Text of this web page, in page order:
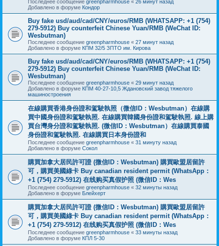
Последнее сообщение greenpharmhouse « 26 минут назад
Добавлено в форуме Кондор
Buy fake usd/aud/cad/CNY/euros/RMB (WHATSAPP: +1 (754)
279-5912) Buy counterfeit Chinese Yuan/RMB (WeChat ID:
Wesbutman)
Последнее сообщение greenpharmhouse « 27 минут назад
Добавлено в форуме КПМ 32/5 ЗПТО им. Кирова
Buy fake usd/aud/cad/CNY/euros/RMB (WHATSAPP: +1 (754)
279-5912) Buy counterfeit Chinese Yuan/RMB (WeChat ID:
Wesbutman)
Последнее сообщение greenpharmhouse « 29 минут назад
Добавлено в форуме КПМ 40-27-10,5 Ждановский завод тяжелого
машиностроения
在線購買香港身份證和駕駛執照（微信ID：Wesbutman）在線購
買中國身份證和駕駛執照. 在線購買韓國身份證和駕駛執照. 線上購
買台灣身分證和駕駛執照. (微信ID：Wesbutman）在線購買泰國
身份證和駕駛執照. 在線購買日本身份證和
Последнее сообщение greenpharmhouse « 31 минуту назад
Добавлено в форуме Сокол
購買加拿大居民許可證 (微信ID：Wesbutman) 購買歐盟居留許
可，購買美國綠卡 Buy canadian resident permit (WhatsApp：
+1 (754) 279-5912) 在线购买真假护照 (微信ID：Wes
Последнее сообщение greenpharmhouse « 32 минуты назад
Добавлено в форуме Блейхерт
購買加拿大居民許可證 (微信ID：Wesbutman) 購買歐盟居留許
可，購買美國綠卡 Buy canadian resident permit (WhatsApp：
+1 (754) 279-5912) 在线购买真假护照 (微信ID：Wes
Последнее сообщение greenpharmhouse « 33 минуты назад
Добавлено в форуме КПЛ 5-30